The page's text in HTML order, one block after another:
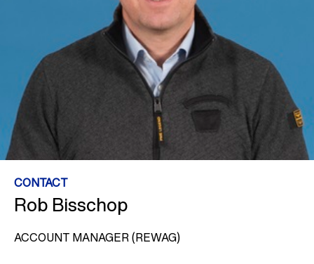
CONTACT
Rob Bisschop
ACCOUNT MANAGER (REWAG)